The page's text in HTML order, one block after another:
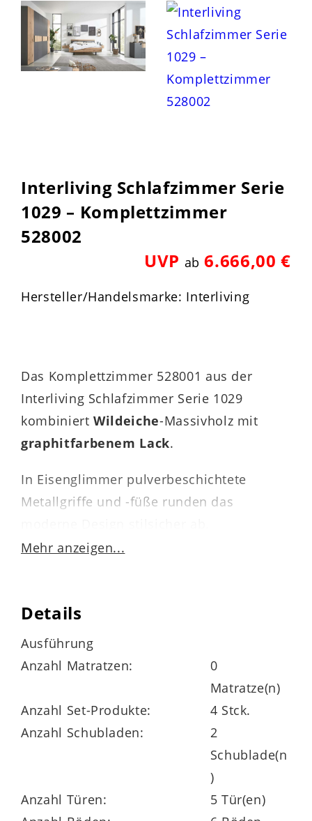
Interliving Schlafzimmer Serie
1029 – Komplettzimmer
528002
UVP ab 6.666,00 €
Hersteller/Handelsmarke: Interliving
Das Komplettzimmer 528001 aus der
Interliving Schlafzimmer Serie 1029
kombiniertWildeiche-Massivholz mit
graphitfarbenem Lack.
In Eisenglimmer pulverbeschichtete
Metallgriffe und -füße runden das
aus folgenden Schlafzimmermöbeln
zusammen:
Das Komfort-Liegenbettgestell
bietet eine Liegefläche von ca. 180 x 200
cm (BxL) und eine vierfach
höhenverstellbare Einlegetiefe.
Lattenrahmen und Matratzen sind nicht im
Mehr anzeigen...
Details
Ausführung
Anzahl Matratzen:
0
Matratze(n)
Anzahl Set-Produkte:
4 Stck.
Anzahl Schubladen:
2
Schublade(n
)
Anzahl Türen:
5 Tür(en)